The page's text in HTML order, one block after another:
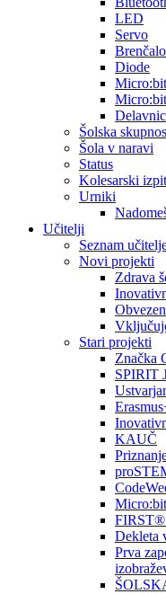
LED
Servo
Brenčalo
Diode
Šolska
Šola v naravi
Status
Kolesarski izpit
Urniki
Učitelji
Seznam
Novi projekti
Zdrava
Stari projekti
Značka
SPIRIT
KAUČ
FIRST®
Dekleta
Prva